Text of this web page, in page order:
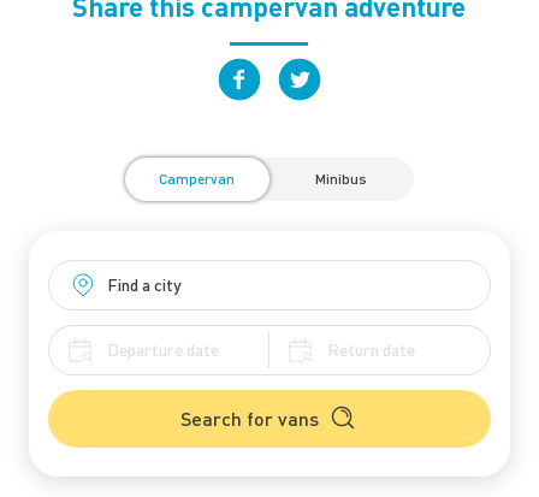
Share this campervan adventure
Campervan Minibus
Search for vans